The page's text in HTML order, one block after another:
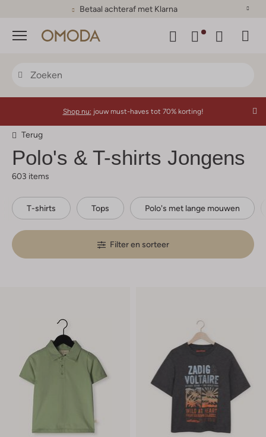
Betaal achteraf met Klarna
Menu
Shop nu: jouw must-haves tot 70% korting!
Terug
Polo's & T-shirts Jongens
603 items
T-shirts Tops Polo's met lange mouwen
Filter en sorteer